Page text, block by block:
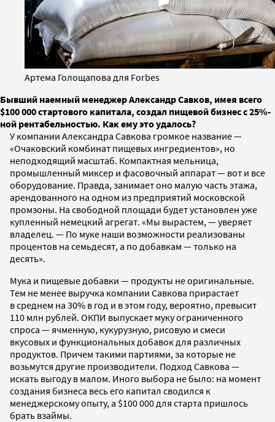
Артема Голощапова для Forbes
Бывший наемный менеджер Александр Савков, имея всего
$100 000 стартового капитала, создал пищевой бизнес с 25%-
ной рентабельностью. Как ему это удалось?
У компании Александра Савкова громкое название —
«Очаковский комбинат пищевых ингредиентов», но
неподходящий масштаб. Компактная мельница,
промышленный миксер и фасовочный аппарат — вот и все
оборудование. Правда, занимает оно малую часть этажа,
арендованного на одном из предприятий московской
промзоны. На свободной площади будет установлен уже
купленный немецкий агрегат. «Мы вырастем, — уверяет
владелец. — По муке наши возможности реализованы
процентов на семьдесят, а по добавкам — только на
десять».
Мука и пищевые добавки — продукты не оригинальные.
Тем не менее выручка компании Савкова прирастает
в среднем на 30% в год и в этом году, вероятно, превысит
110 млн рублей. ОКПИ выпускает муку ограниченного
спроса — ячменную, кукурузную, рисовую и смеси
вкусовых и функциональных добавок для различных
продуктов. Причем такими партиями, за которые не
возьмутся другие производители. Подход Савкова —
искать выгоду в малом. Иного выбора не было: на момент
создания бизнеса весь его капитал сводился к
менеджерскому опыту, а $100 000 для старта пришлось
брать взаймы.